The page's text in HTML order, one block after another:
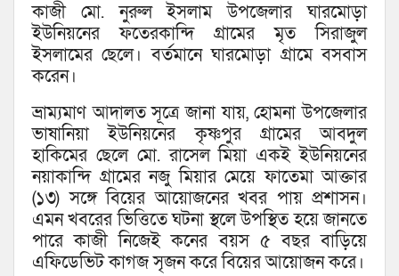
কাজী মো. নুরুল ইসলাম উপজেলার ঘারমোড়া
ইউনিয়নের ফতেরকান্দি গ্রামের মৃত সিরাজুল
ইসলামের ছেলে। বর্তমানে ঘারমোড়া গ্রামে বসবাস
করেন।
ভ্রাম্যমাণ আদালত সূত্রে জানা যায়, হোমনা উপজেলার
ভাষানিয়া ইউনিয়নের কৃষ্ণপুর গ্রামের আবদুল
হাকিমের ছেলে মো. রাসেল মিয়া একই ইউনিয়নের
নয়াকান্দি গ্রামের নজু মিয়ার মেয়ে ফাতেমা আক্তার
(১৩) সঙ্গে বিয়ের আয়োজনের খবর পায় প্রশাসন।
এমন খবরের ভিত্তিতে ঘটনা স্থলে উপস্থিত হয়ে জানতে
পারে কাজী নিজেই কনের বয়স ৫ বছর বাড়িয়ে
এফিডেভিট কাগজ সৃজন করে বিয়ের আয়োজন করে।